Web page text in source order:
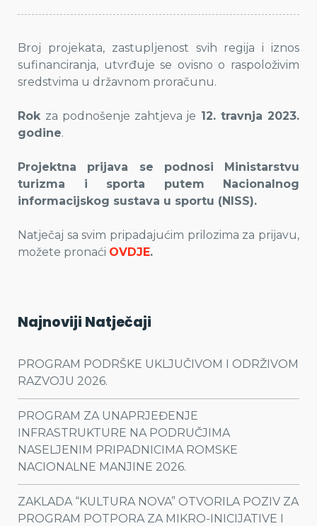
Broj projekata, zastupljenost svih regija i iznos
sufinanciranja, utvrđuje se ovisno o raspoloživim
sredstvima u državnom proračunu.
Rok za podnošenje zahtjeva je 12. travnja 2023.
godine.
Projektna prijava se podnosi Ministarstvu
turizma i sporta putem Nacionalnog
informacijskog sustava u sportu (NISS).
Natječaj sa svim pripadajućim prilozima za prijavu,
možete pronaći OVDJE.
Najnoviji Natječaji
PROGRAM PODRŠKE UKLJUČIVOM I ODRŽIVOM
RAZVOJU 2026.
PROGRAM ZA UNAPRJEĐENJE
INFRASTRUKTURE NA PODRUČJIMA
NASELJENIM PRIPADNICIMA ROMSKE
NACIONALNE MANJINE 2026.
ZAKLADA “KULTURA NOVA” OTVORILA POZIV ZA
PROGRAM POTPORA ZA MIKRO-INICIJATIVE I